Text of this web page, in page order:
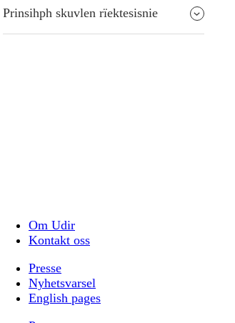
Prinsihph skuvlen rïektesisnie
Om Udir
Kontakt oss
Presse
Nyhetsvarsel
English pages